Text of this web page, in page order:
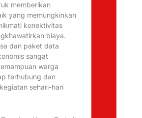
memberikan
yang memungkinkan
konektivitas
biaya.
dan paket data
sangat
warga
terhubung dan
sehari-hari